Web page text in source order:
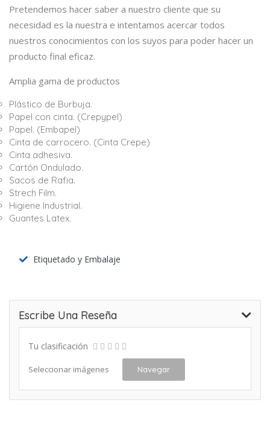
Pretendemos hacer saber a nuestro cliente que su
necesidad es la nuestra e intentamos acercar todos
nuestros conocimientos con los suyos para poder hacer un
producto final eficaz.
Amplia gama de productos
Plástico de Burbuja.
Papel con cinta. (Crepypel)
Papel. (Embapel)
Cinta de carrocero. (Cinta Crepe)
Cinta adhesiva.
Cartón Ondulado.
Sacos de Rafia.
Strech Film.
Higiene Industrial.
Guantes Latex.
Etiquetado y Embalaje
Escribe Una Reseña
Tu clasificación
Seleccionar imágenes Navegar